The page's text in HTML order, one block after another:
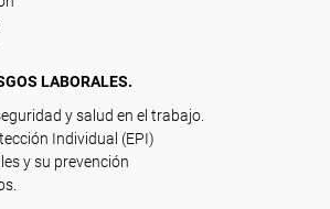
LABORALES.
y salud en el trabajo.
Individual (EPI)
y su prevención